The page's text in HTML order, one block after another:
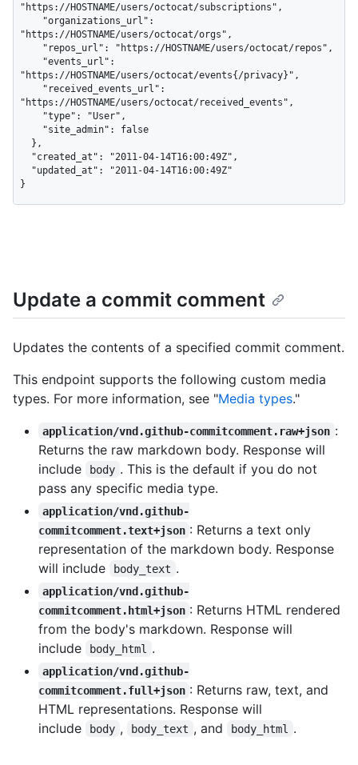
"https://HOSTNAME/users/octocat/subscriptions",
"https://HOSTNAME/users/octocat/orgs",
"https://HOSTNAME/users/octocat/events{/privacy}",
"https://HOSTNAME/users/octocat/received_events",
}
Update a commit comment
Updates the contents of a specified commit comment.
This endpoint supports the following custom media
types. For more information, see "Media types."
application/vnd.github-commitcomment.raw+json :
Returns the raw markdown body. Response will
include
body . This is the default if you do not
pass any specific media type.
application/vnd.github-
commitcomment.text+json : Returns a text only
representation of the markdown body. Response
will include
body_text .
application/vnd.github-
commitcomment.html+json : Returns HTML rendered
from the body's markdown. Response will
include
body_html .
application/vnd.github-
commitcomment.full+json : Returns raw, text, and
HTML representations. Response will
include
body , body_text , and body_html .